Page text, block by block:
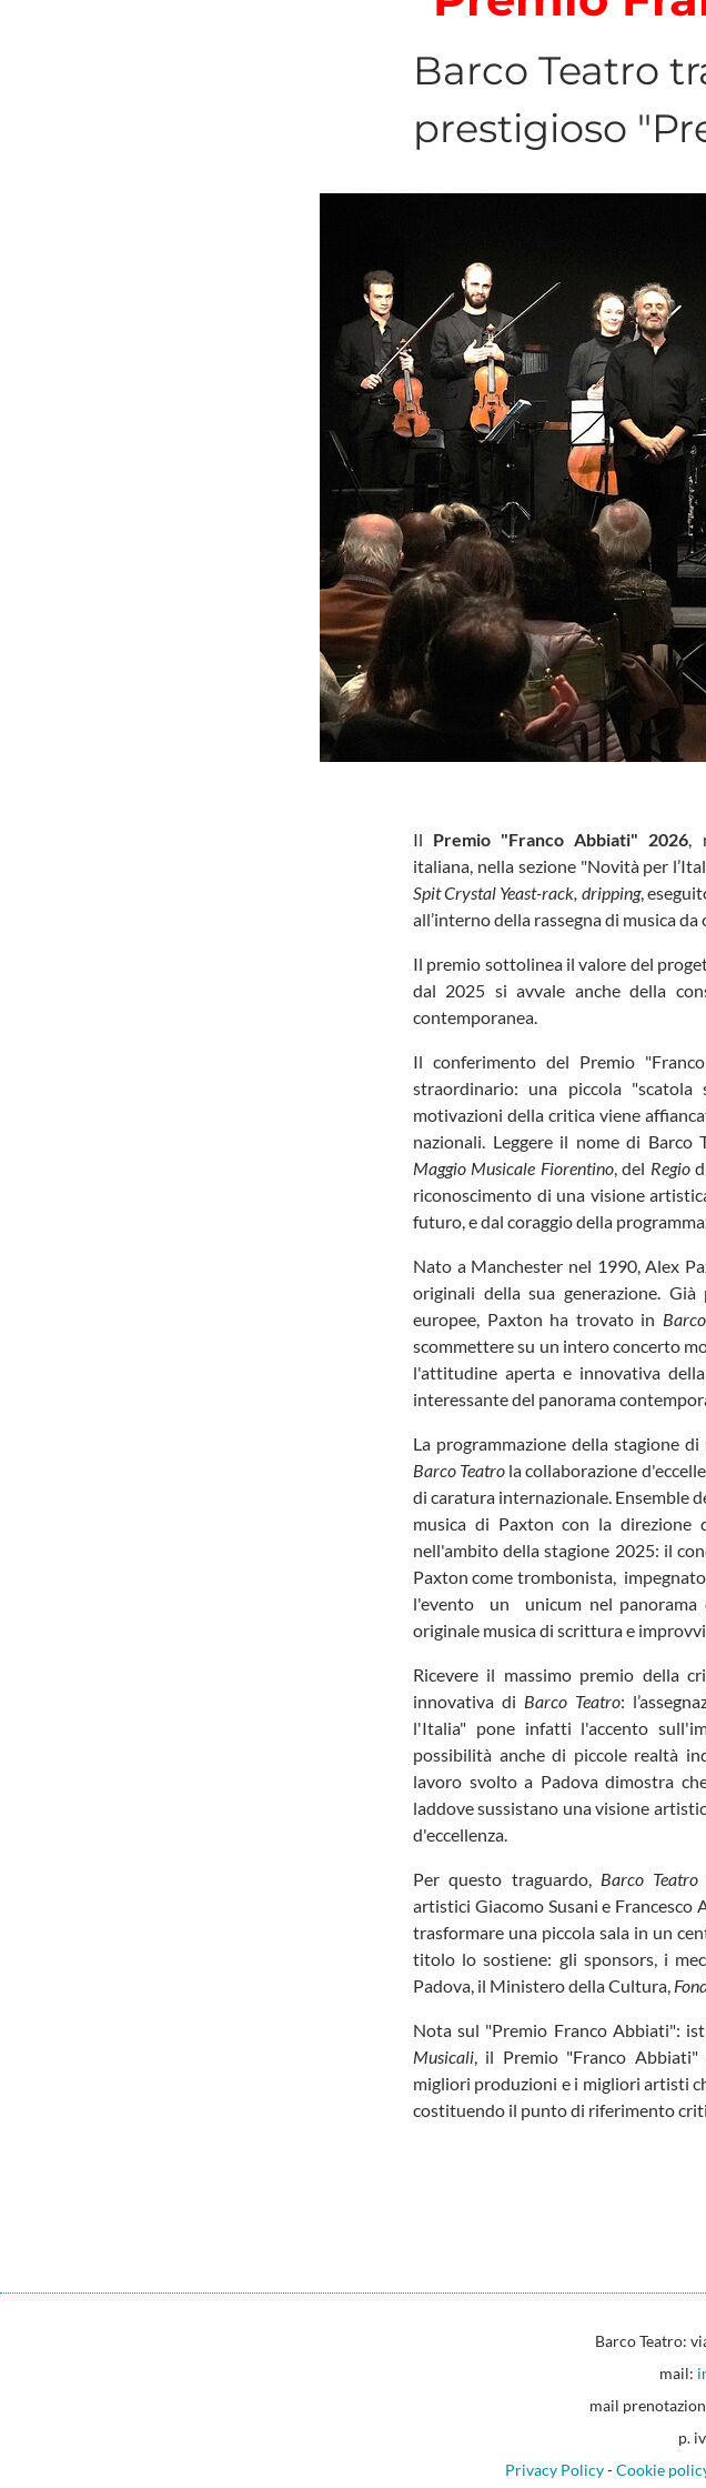
Barco Teatro
prestigioso
Il Premio "Franco Abbiati" 2026
italiana, nella sezione "Novità per
Spit Crystal Yeast-rack, dripping,
all’interno della rassegna di musica da
Il premio sottolinea il valore del
dal 2025 si avvale anche della
contemporanea.
Il conferimento del Premio
straordinario: una piccola
motivazioni della critica viene
nazionali. Leggere il nome di Barco
Maggio Musicale Fiorentino, del Regio
riconoscimento di una visione
futuro, e dal coraggio della
Nato a Manchester nel 1990, Alex
originali della sua generazione.
europee, Paxton ha trovato in
scommettere su un intero concerto
l'attitudine aperta e innovativa
interessante del panorama
La programmazione della stagione di
Barco Teatro la collaborazione
di caratura internazionale. Ensemble
musica di Paxton con la direzione
nell'ambito della stagione 2025: il
Paxton come trombonista,
l'evento un unicum nel panorama
originale musica di scrittura e
Ricevere il massimo premio della
innovativa di Barco Teatro:
l'Italia" pone infatti l'accento
possibilità anche di piccole realtà
lavoro svolto a Padova dimostra
laddove sussistano una visione
d'eccellenza.
Per questo traguardo, Barco Teatro
artistici Giacomo Susani e
trasformare una piccola sala in un
titolo lo sostiene: gli sponsors, i
Padova, il Ministero della Cultura,
Nota sul "Premio Franco Abbiati":
Musicali , il Premio "Franco
migliori produzioni e i migliori artisti
costituendo il punto di riferimento
Barco Teatro:
mail:
mail
p.
Privacy Policy-Cookie